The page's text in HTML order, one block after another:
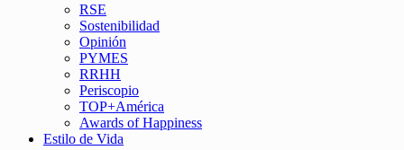
RSE
Sostenibilidad
Opinión
PYMES
RRHH
Periscopio
TOP+América
Awards of Happiness
Estilo de Vida